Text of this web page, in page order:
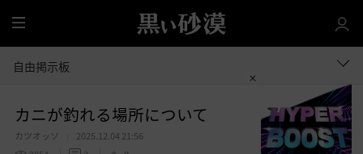
全
体
自由掲示板
カニが釣れる場所について
カツオッソ
2025.12.04 21:56